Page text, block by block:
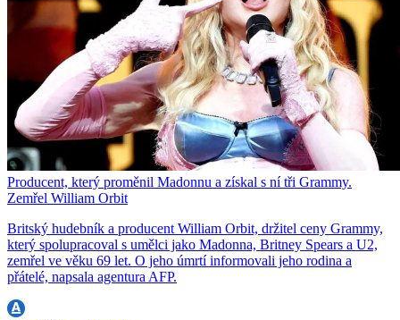
Producent, který proměnil Madonnu a získal s ní tři Grammy.
Zemřel William Orbit
Britský hudebník a producent William Orbit, držitel ceny Grammy,
který spolupracoval s umělci jako Madonna, Britney Spears a U2,
zemřel ve věku 69 let. O jeho úmrtí informovali jeho rodina a
přátelé, napsala agentura AFP.